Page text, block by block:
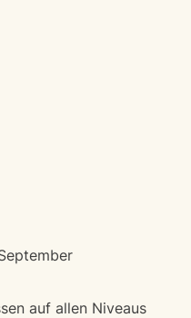
auf allen Niveaus